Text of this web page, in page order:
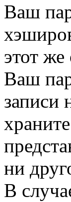
Ваш
этот
Ваш
записи
ни
В